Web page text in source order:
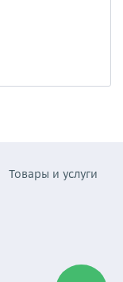
Товары и услуги